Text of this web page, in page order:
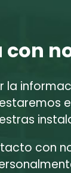
la
con